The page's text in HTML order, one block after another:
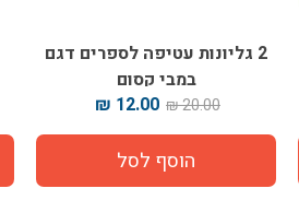
2 גליונות עטיפה לספרים דגם
במבי קסום
20.00 ₪
12.00 ₪